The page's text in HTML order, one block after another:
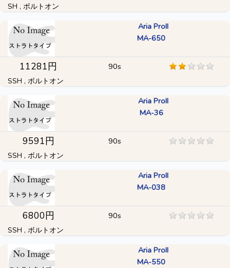
SH , ボルトオン
Aria ProII
MA-650
11281円 90s
SSH , ボルトオン
Aria ProII
MA-36
9591円 90s
SSH , ボルトオン
Aria ProII
MA-038
6800円 90s
SSH , ボルトオン
Aria ProII
MA-550